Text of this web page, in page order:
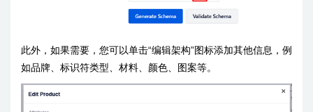
此外，如果需要，您可以单击“编辑架构”图标添加其他信息，例
如品牌、标识符类型、材料、颜色、图案等。